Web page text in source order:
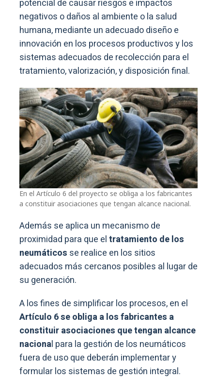
potencial de causar riesgos e impactos
negativos o daños al ambiente o la salud
humana, mediante un adecuado diseño e
innovación en los procesos productivos y los
sistemas adecuados de recolección para el
tratamiento, valorización, y disposición final.
En el Artículo 6 del proyecto se obliga a los fabricantes
a constituir asociaciones que tengan alcance nacional.
Además se aplica un mecanismo de
proximidad para que eltratamiento de los
neumáticos se realice en los sitios
adecuados más cercanos posibles al lugar de
su generación.
A los fines de simplificar los procesos, en el
Artículo 6 se obliga a los fabricantes a
constituir asociaciones que tengan alcance
nacional para la gestión de los neumáticos
fuera de uso que deberán implementar y
formular los sistemas de gestión integral.